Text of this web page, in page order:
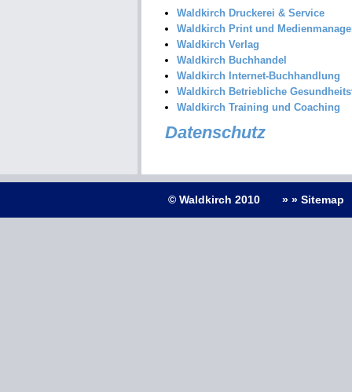
Waldkirch Druckerei & Service
Waldkirch Print und
Waldkirch Verlag
Waldkirch Buchhandel
Waldkirch Internet-Buchhandlung
Waldkirch Betriebliche
Waldkirch Training und Coaching
Datenschutz
© Waldkirch 2010 » » Sitemap